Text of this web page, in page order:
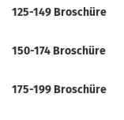
125-149 Broschüre
150-174 Broschüre
175-199 Broschüre